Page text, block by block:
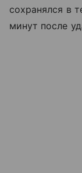
сохранялся в
минут после